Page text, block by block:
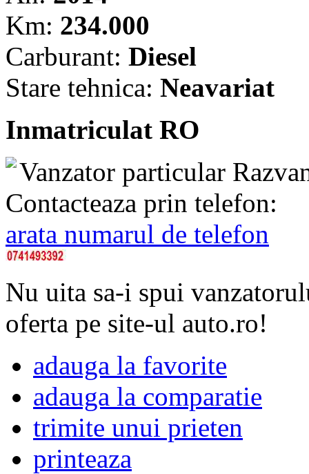
Km: 234.000
Carburant: Diesel
Stare tehnica: Neavariat
Inmatriculat RO
Vanzator particular
Contacteaza prin telefon:
arata numarul de telefon
Nu uita sa-i spui
oferta pe site-ul auto.ro!
adauga la favorite
adauga la comparatie
trimite unui prieten
printeaza